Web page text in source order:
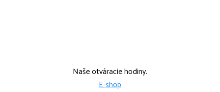
Naše otváracie hodiny.
E-shop